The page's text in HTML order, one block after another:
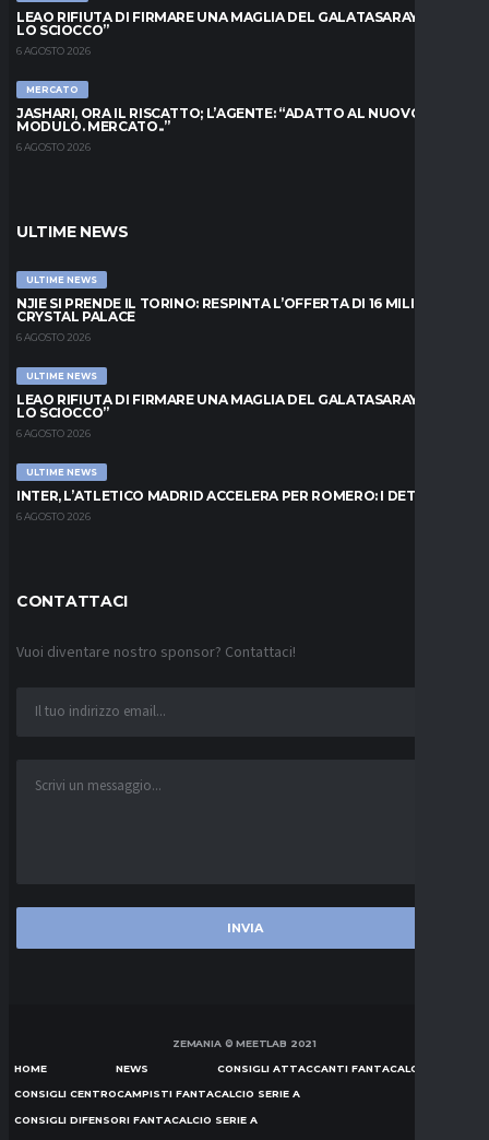
LEAO RIFIUTA DI FIRMARE UNA MAGLIA DEL GALATASARAY: “FAI
LO SCIOCCO”
6 AGOSTO 2026
MERCATO
JASHARI, ORA IL RISCATTO; L’AGENTE: “ADATTO AL NUOVO
MODULO. MERCATO..”
6 AGOSTO 2026
ULTIME NEWS
ULTIME NEWS
NJIE SI PRENDE IL TORINO: RESPINTA L’OFFERTA DI 16 MILIONI DAL
CRYSTAL PALACE
6 AGOSTO 2026
ULTIME NEWS
LEAO RIFIUTA DI FIRMARE UNA MAGLIA DEL GALATASARAY: “FAI
LO SCIOCCO”
6 AGOSTO 2026
ULTIME NEWS
INTER, L’ATLETICO MADRID ACCELERA PER ROMERO: I DETTAGLI
6 AGOSTO 2026
CONTATTACI
Vuoi diventare nostro sponsor? Contattaci!
ZEMANIA © MEETLAB 2021
HOME NEWS CONSIGLI ATTACCANTI FANTACALCIO SERIE A
CONSIGLI CENTROCAMPISTI FANTACALCIO SERIE A
CONSIGLI DIFENSORI FANTACALCIO SERIE A